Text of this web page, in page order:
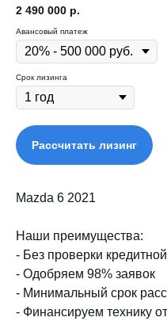
2 490 000 р.
Авансовый платеж
Срок лизинга
Рассчитать лизинг
Mazda 6 2021
Наши преимущества:
- Без проверки
- Одобряем 98% заявок
- Минимальный срок
- Финансируем технику